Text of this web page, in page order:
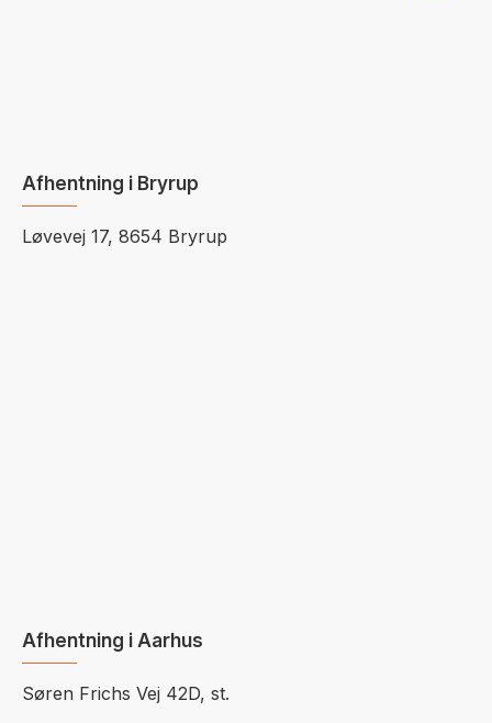
Afhentning i Bryrup
Løvevej 17, 8654 Bryrup
Afhentning i Aarhus
Søren Frichs Vej 42D, st.